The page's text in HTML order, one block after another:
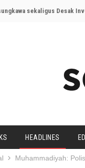
sekaligus Desak
HEADLINES
Muhammadiyah: